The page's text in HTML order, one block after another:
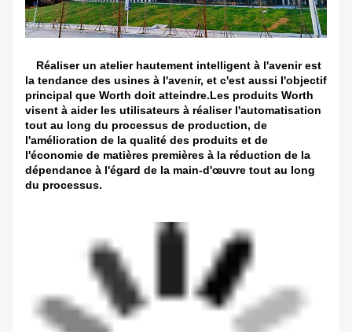
Réaliser un atelier hautement intelligent à l'avenir est
la tendance des usines à l'avenir, et c'est aussi l'objectif
principal que Worth doit atteindre.Les produits Worth
visent à aider les utilisateurs à réaliser l'automatisation
tout au long du processus de production, de
l'amélioration de la qualité des produits et de
l'économie de matières premières à la réduction de la
dépendance à l'égard de la main-d'œuvre tout au long
du processus.